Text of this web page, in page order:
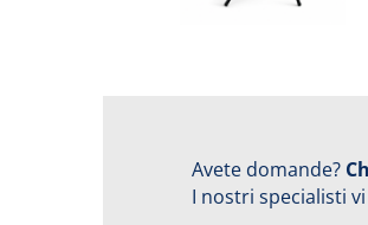
Avete domande?
I nostri specialisti